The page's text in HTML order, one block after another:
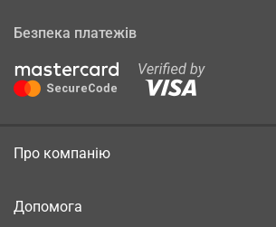
Безпека платежів
Про компанію
Допомога